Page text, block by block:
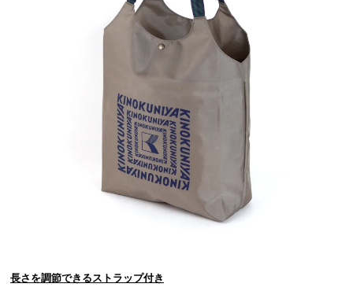
長さを調節できるストラップ付き